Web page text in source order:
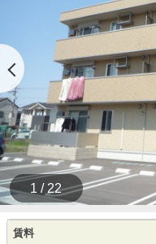
1 / 22
賃料